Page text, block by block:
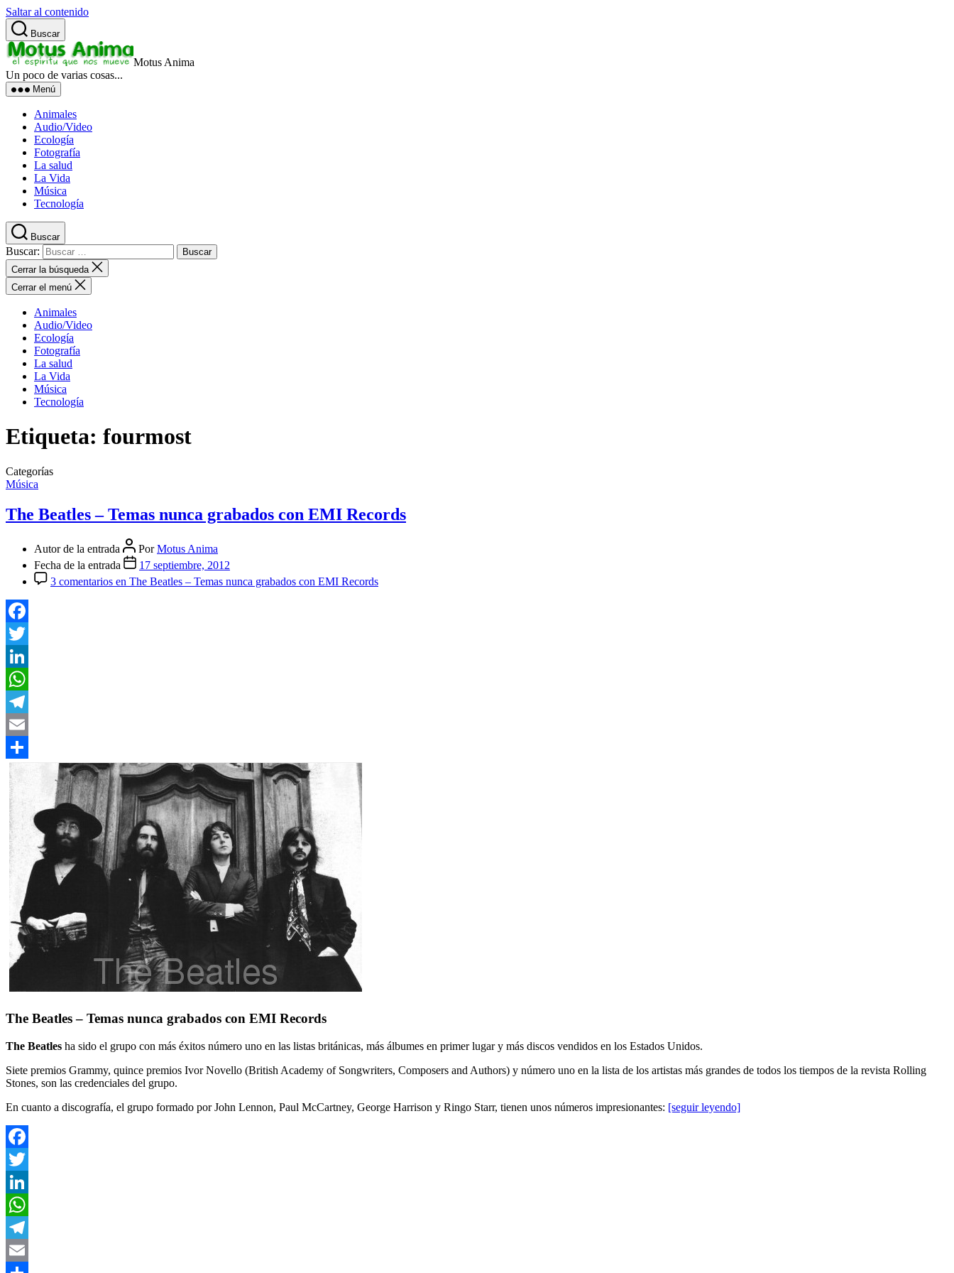
Saltar al contenido
Buscar
Motus Anima
Un poco de varias cosas...
Menú
Animales
Audio/Video
Ecología
Fotografía
La salud
La Vida
Música
Tecnología
Buscar
Buscar:
Cerrar la búsqueda
Cerrar el menú
Animales
Audio/Video
Ecología
Fotografía
La salud
La Vida
Música
Tecnología
Etiqueta: fourmost
Categorías
Música
The Beatles – Temas nunca grabados con EMI Records
Autor de la entrada PorMotus Anima
Fecha de la entrada
17 septiembre, 2012
3 comentarios en The Beatles – Temas nunca grabados con EMI Records
Facebook
Twitter
LinkedIn
WhatsApp
Telegram
Email
Compartir
The Beatles – Temas nunca grabados con EMI Records
The Beatles ha sido el grupo con más éxitos número uno en las listas británicas, más álbumes en primer lugar y más discos vendidos en los Estados Unidos.
Siete premios Grammy, quince premios Ivor Novello (British Academy of Songwriters, Composers and Authors) y número uno en la lista de los artistas más grandes de todos los tiempos de la revista Rolling
Stones, son las credenciales del grupo.
En cuanto a discografía, el grupo formado por John Lennon, Paul McCartney, George Harrison y Ringo Starr, tienen unos números impresionantes: [seguir leyendo]
Facebook
Twitter
LinkedIn
WhatsApp
Telegram